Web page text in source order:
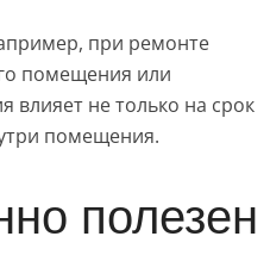
при ремонте
помещения или
влияет не только на срок
помещения.
полезен